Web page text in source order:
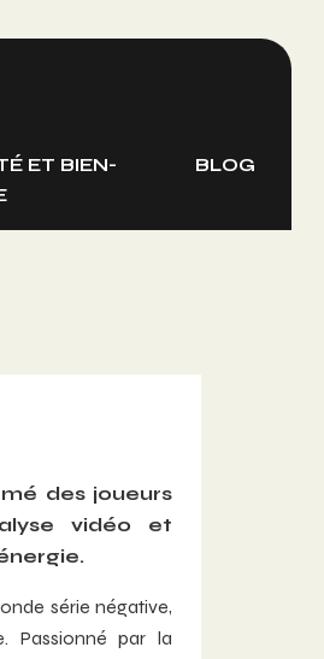
ET BIEN-
BLOG
des joueurs
vidéo et
série négative,
Passionné par la